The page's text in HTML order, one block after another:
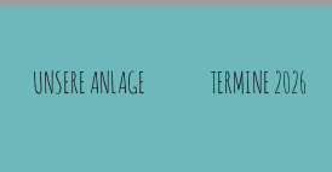
UNSERE ANLAGE TERMINE 2026